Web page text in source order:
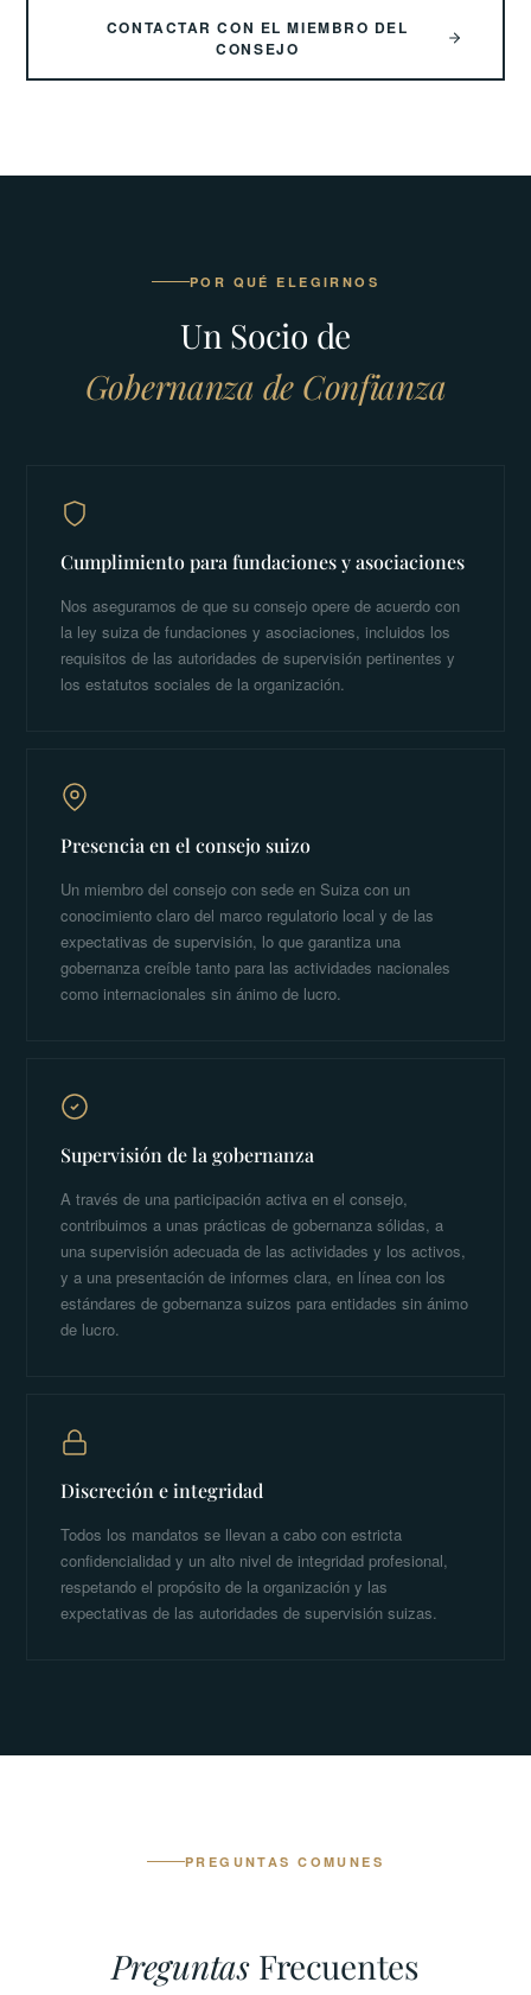
CONTACTAR CON EL MIEMBRO DEL
CONSEJO
POR QUÉ ELEGIRNOS
Un Socio de
Gobernanza de Confianza
Cumplimiento para fundaciones y asociaciones
Nos aseguramos de que su consejo opere de acuerdo con
la ley suiza de fundaciones y asociaciones, incluidos los
requisitos de las autoridades de supervisión pertinentes y
los estatutos sociales de la organización.
Presencia en el consejo suizo
Un miembro del consejo con sede en Suiza con un
conocimiento claro del marco regulatorio local y de las
expectativas de supervisión, lo que garantiza una
gobernanza creíble tanto para las actividades nacionales
como internacionales sin ánimo de lucro.
Supervisión de la gobernanza
A través de una participación activa en el consejo,
contribuimos a unas prácticas de gobernanza sólidas, a
una supervisión adecuada de las actividades y los activos,
y a una presentación de informes clara, en línea con los
estándares de gobernanza suizos para entidades sin ánimo
de lucro.
Discreción e integridad
Todos los mandatos se llevan a cabo con estricta
confidencialidad y un alto nivel de integridad profesional,
respetando el propósito de la organización y las
expectativas de las autoridades de supervisión suizas.
PREGUNTAS COMUNES
PreguntasFrecuentes